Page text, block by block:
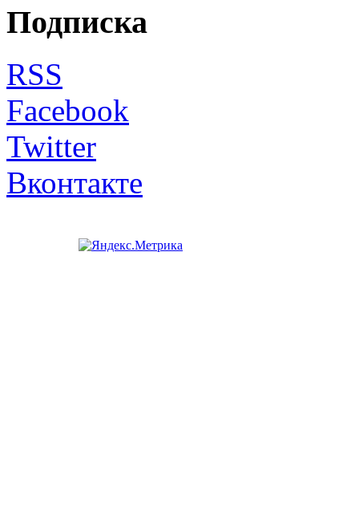
Подписка
RSS
Facebook
Twitter
Вконтакте